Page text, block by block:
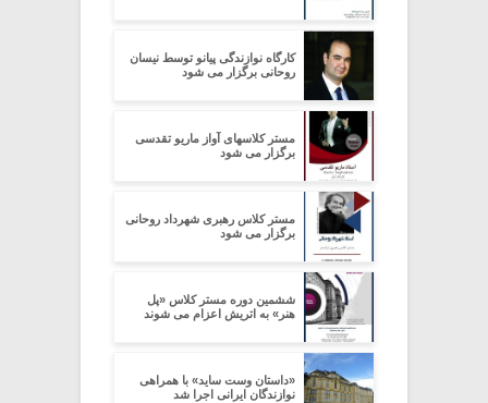
کارگاه نوازندگی پیانو توسط نیسان
روحانی برگزار می شود
مستر کلاسهای آواز ماریو تقدسی
برگزار می شود
مستر کلاس رهبری شهرداد روحانی
برگزار می شود
ششمین دوره مستر کلاس «پل
هنر» به اتریش اعزام می شوند
«داستان وست ساید» با همراهی
نوازندگان ایرانی اجرا شد